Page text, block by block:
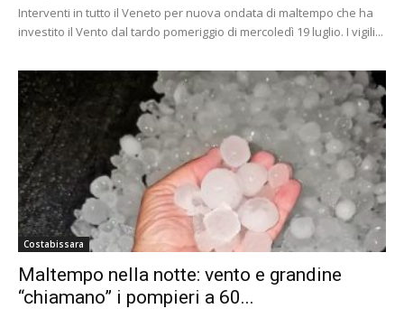
Interventi in tutto il Veneto per nuova ondata di maltempo che ha
investito il Vento dal tardo pomeriggio di mercoledì 19 luglio. I vigili...
Costabissara
Maltempo nella notte: vento e grandine
“chiamano” i pompieri a 60...